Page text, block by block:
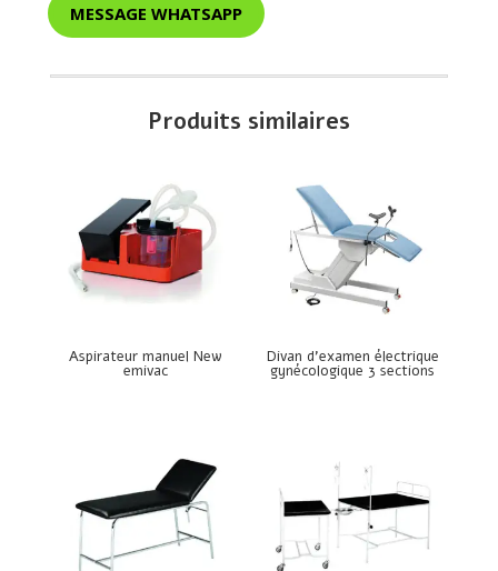
MESSAGE WHATSAPP
Produits similaires
Aspirateur manuel New
emivac
Divan d’examen électrique
gynécologique 3 sections